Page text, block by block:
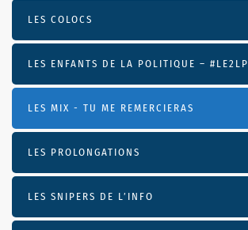
LES COLOCS
LES ENFANTS DE LA POLITIQUE – #LE2LP
LES MIX - TU ME REMERCIERAS
LES PROLONGATIONS
LES SNIPERS DE L’INFO